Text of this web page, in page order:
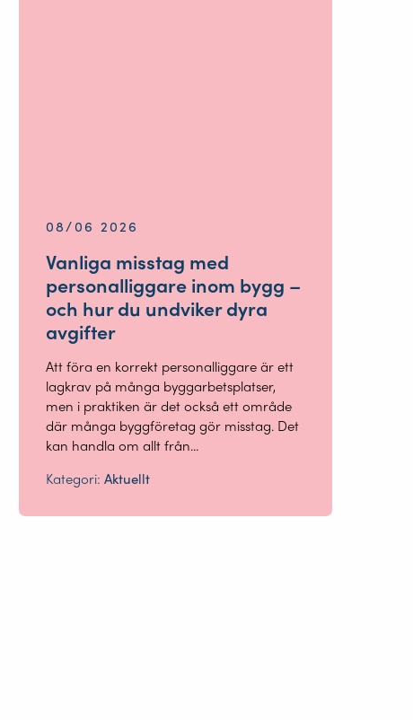
08/06 2026
Vanliga misstag med
personalliggare inom bygg –
och hur du undviker dyra
avgifter
Att föra en korrekt personalliggare är ett
lagkrav på många byggarbetsplatser,
men i praktiken är det också ett område
där många byggföretag gör misstag. Det
kan handla om allt från...
Kategori: Aktuellt